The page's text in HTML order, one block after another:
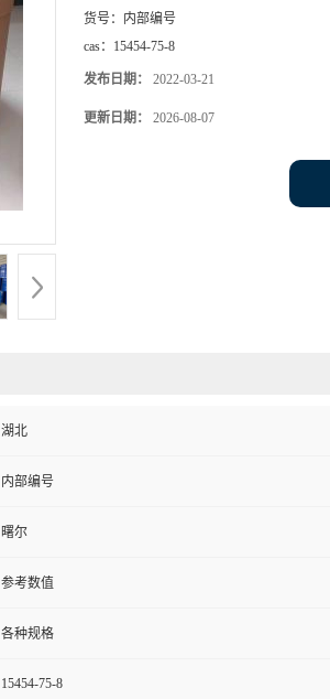
货号：
内部编号
cas： 15454-75-8
发布日期： 2022-03-21
更新日期： 2026-08-07
湖北
内部编号
曙尔
参考数值
各种规格
15454-75-8